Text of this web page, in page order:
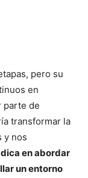
pero su
en
parte de
transformar la
y nos
en abordar
un entorno